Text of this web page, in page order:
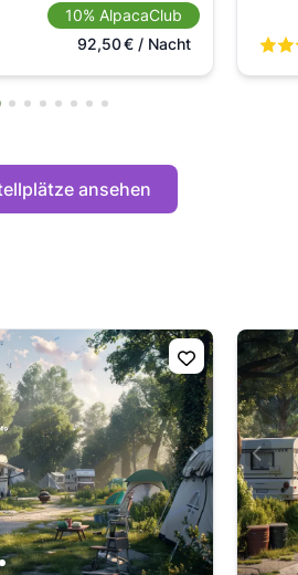
10% AlpacaClub
92,50€ / Nacht
ansehen